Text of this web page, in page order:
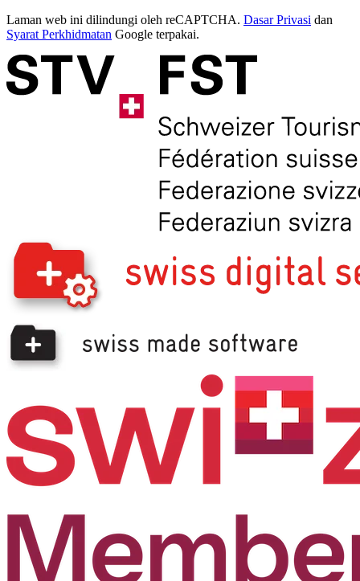
Laman web ini dilindungi oleh reCAPTCHA. Dasar Privasi dan
Syarat Perkhidmatan Google terpakai.